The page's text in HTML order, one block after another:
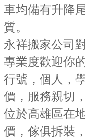
車均備有升降
質。
永祥搬家公司
專業度歡迎你
行號，個人，
價，服務親切
位於高雄區在
價，傢俱拆裝